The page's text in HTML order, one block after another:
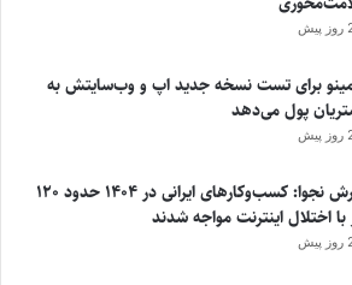
پیش
برای تست نسخه جدید اپ و وب‌سایتش به
پول می‌دهد
پیش
گزارش نجوا: کسب‌وکارهای ایرانی در ۱۴۰۴ حدود ۱۲۰
با اختلال اینترنت مواجه شدند
پیش